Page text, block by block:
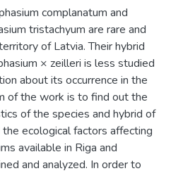
complanatum and
tristachyum are rare and
of Latvia. Their hybrid
× zeilleri is less studied
about its occurrence in the
of the work is to find out the
of the species and hybrid of
ecological factors affecting
available in Riga and
and analyzed. In order to